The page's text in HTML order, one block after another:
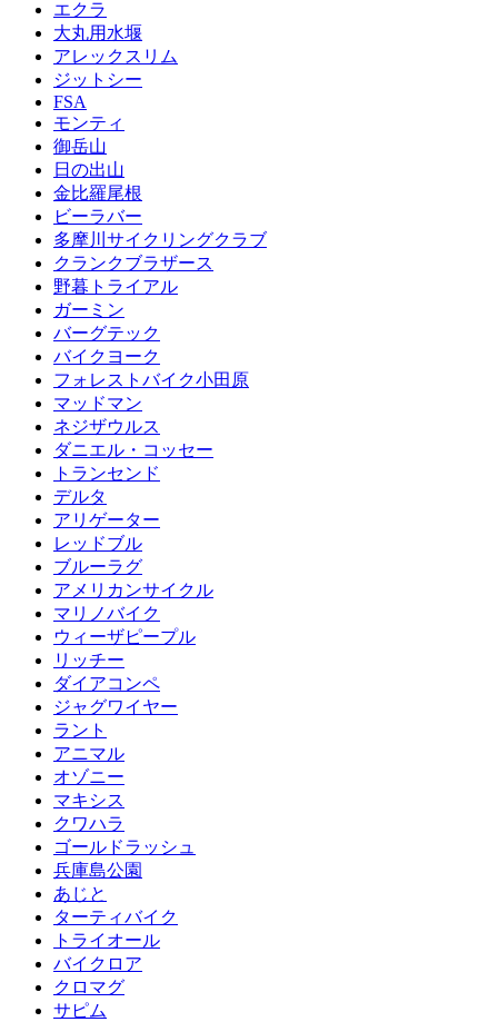
エクラ
大丸用水堰
アレックスリム
ジットシー
FSA
モンティ
御岳山
日の出山
金比羅尾根
ビーラバー
多摩川サイクリングクラブ
クランクブラザース
野暮トライアル
ガーミン
バーグテック
バイクヨーク
フォレストバイク小田原
マッドマン
ネジザウルス
ダニエル・コッセー
トランセンド
デルタ
アリゲーター
レッドブル
ブルーラグ
アメリカンサイクル
マリノバイク
ウィーザピープル
リッチー
ダイアコンペ
ジャグワイヤー
ラント
アニマル
オゾニー
マキシス
クワハラ
ゴールドラッシュ
兵庫島公園
あじと
ターティバイク
トライオール
バイクロア
クロマグ
サピム